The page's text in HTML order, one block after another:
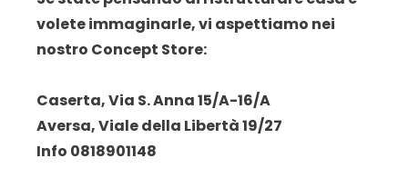
volete immaginarle, vi aspettiamo nei
nostro Concept Store:
Caserta, Via S. Anna 15/A-16/A
Aversa, Viale della Libertà 19/27
Info 0818901148